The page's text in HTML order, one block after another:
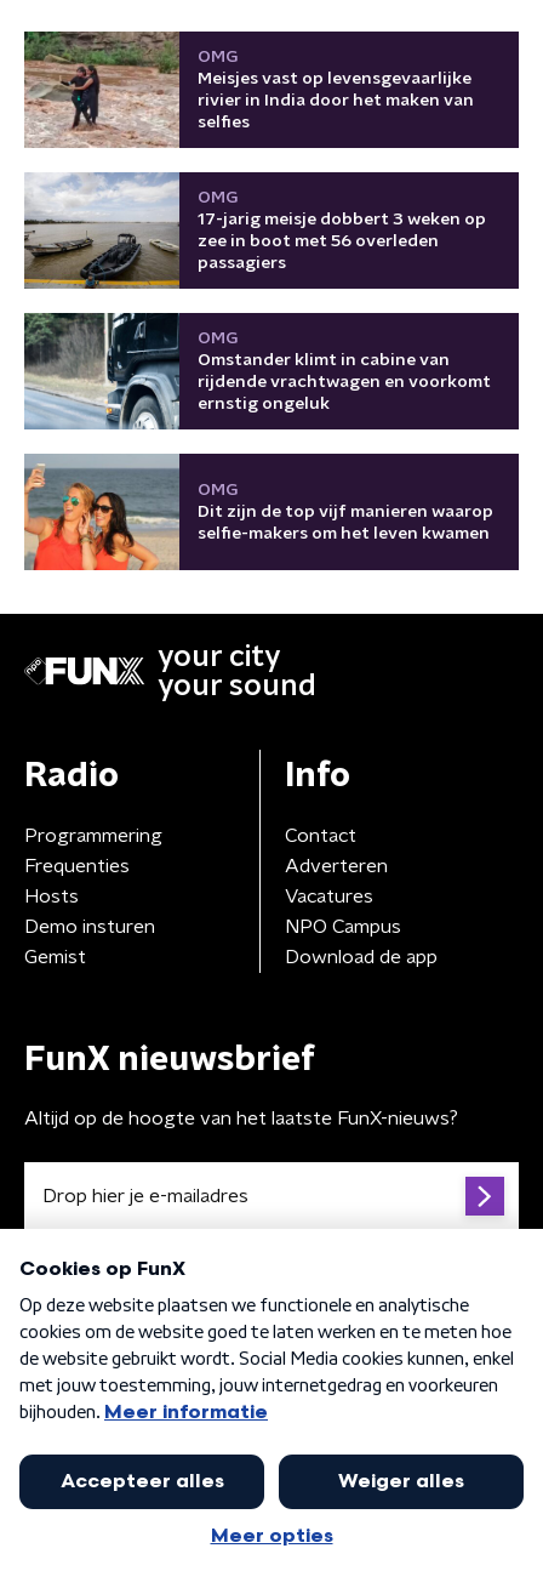
OMG
Meisjes vast op levensgevaarlijke
rivier in India door het maken van
selfies
OMG
17-jarig meisje dobbert 3 weken op
zee in boot met 56 overleden
passagiers
OMG
Omstander klimt in cabine van
rijdende vrachtwagen en voorkomt
ernstig ongeluk
OMG
Dit zijn de top vijf manieren waarop
selfie-makers om het leven kwamen
your city
your sound
Radio
Programmering
Frequenties
Hosts
Demo insturen
Gemist
Info
Contact
Adverteren
Vacatures
NPO Campus
Download de app
FunX nieuwsbrief
Altijd op de hoogte van het laatste FunX-nieuws?
Algemene voorwaarden Privacybeleid